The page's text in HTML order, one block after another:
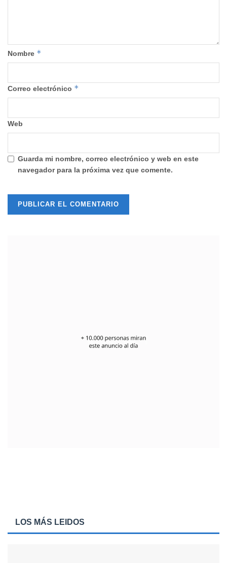
Nombre *
Correo electrónico *
Web
Guarda mi nombre, correo electrónico y web en este
navegador para la próxima vez que comente.
LOS MÁS LEIDOS